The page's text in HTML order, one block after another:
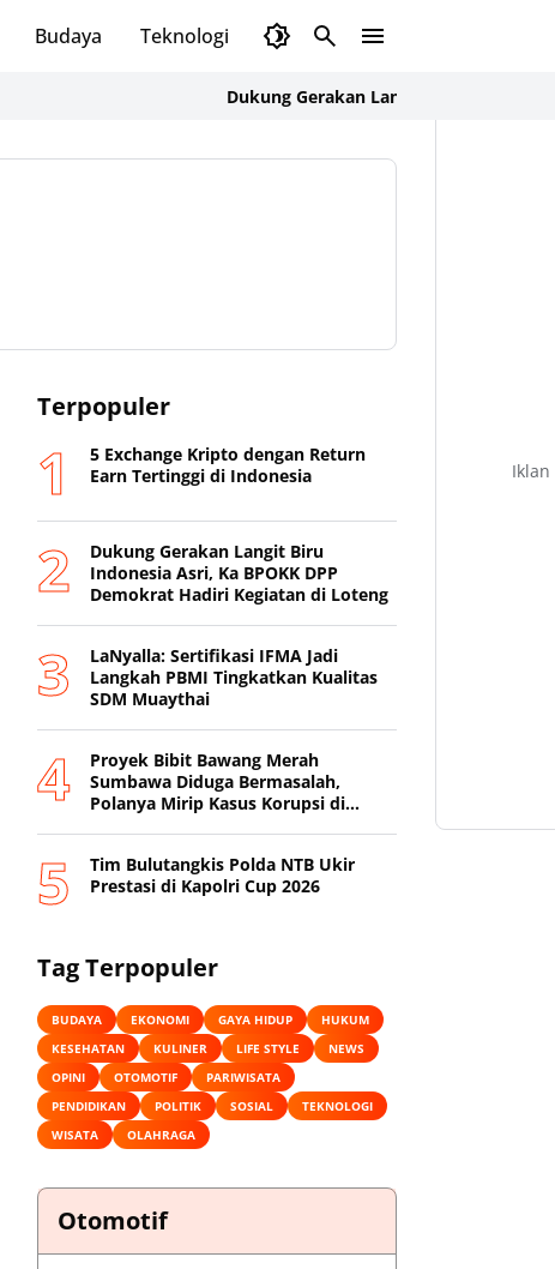
Budaya Teknologi Olahraga
Dukung Gerakan Langit Biru Indonesia Asri,
Terpopuler
5 Exchange Kripto dengan Return
Earn Tertinggi di Indonesia
Dukung Gerakan Langit Biru
Indonesia Asri, Ka BPOKK DPP
Demokrat Hadiri Kegiatan di Loteng
LaNyalla: Sertifikasi IFMA Jadi
Langkah PBMI Tingkatkan Kualitas
SDM Muaythai
Proyek Bibit Bawang Merah
Sumbawa Diduga Bermasalah,
Polanya Mirip Kasus Korupsi di
Tim Bulutangkis Polda NTB Ukir
Prestasi di Kapolri Cup 2026
Tag Terpopuler
BUDAYA EKONOMI GAYA HIDUP
HUKUM
KESEHATAN
KULINER LIFE STYLE
NEWS
OPINI
OTOMOTIF
PARIWISATA
PENDIDIKAN
POLITIK SOSIAL
TEKNOLOGI
WISATA
OLAHRAGA
Otomotif
Iklan